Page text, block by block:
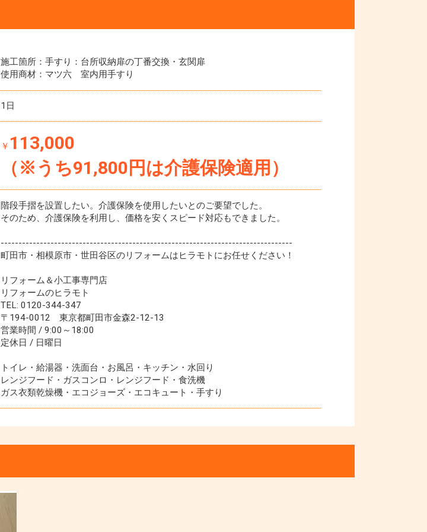
施工箇所：手すり：台所収納扉の丁番交換・玄関扉
使用商材：マツ六 室内用手すり
1日
￥ 113,000
（※うち91,800円は介護保険適用）
階段手摺を設置したい。介護保険を使用したいとのご要望でした。
そのため、介護保険を利用し、価格を安くスピード対応もできました。
----------------------------------------------------------------------------------
町田市・相模原市・世田谷区のリフォームはヒラモトにお任せください！
リフォーム＆小工事専門店
リフォームのヒラモト
TEL: 0120-344-347
〒194-0012 東京都町田市金森2-12-13
営業時間 / 9:00～18:00
定休日 / 日曜日
トイレ・給湯器・洗面台・お風呂・キッチン・水回り
レンジフード・ガスコンロ・レンジフード・食洗機
ガス衣類乾燥機・エコジョーズ・エコキュート・手すり